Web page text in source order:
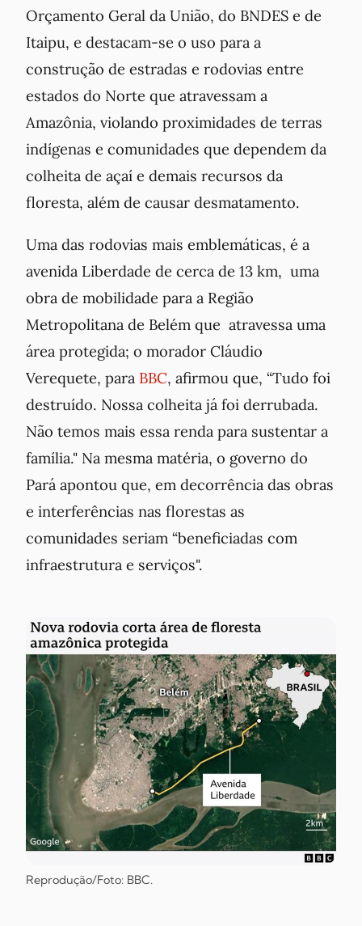
Orçamento Geral da União, do BNDES e de
Itaipu, e destacam-se o uso para a
construção de estradas e rodovias entre
estados do Norte que atravessam a
Amazônia, violando proximidades de terras
indígenas e comunidades que dependem da
colheita de açaí e demais recursos da
floresta, além de causar desmatamento.
Uma das rodovias mais emblemáticas, é a
avenida Liberdade de cerca de 13 km, uma
obra de mobilidade para a Região
Metropolitana de Belém que atravessa uma
área protegida; o morador Cláudio
Verequete, para BBC, afirmou que, “Tudo foi
destruído. Nossa colheita já foi derrubada.
Não temos mais essa renda para sustentar a
família." Na mesma matéria, o governo do
Pará apontou que, em decorrência das obras
e interferências nas florestas as
comunidades seriam “beneficiadas com
infraestrutura e serviços".
Reprodução/Foto: BBC.